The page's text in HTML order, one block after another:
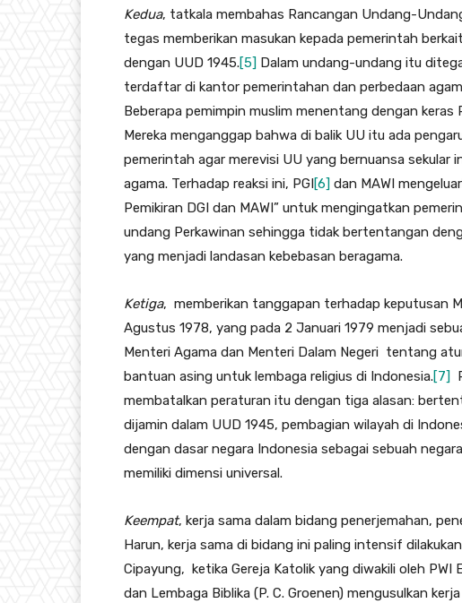
Kedua, tatkala membahas Rancangan Undang-
tegas memberikan masukan kepada pemerintah
dengan UUD 1945.[5] Dalam undang-undang itu
terdaftar di kantor pemerintahan dan perbedaan
Beberapa pemimpin muslim menentang dengan
Mereka menganggap bahwa di balik UU itu ada
pemerintah agar merevisi UU yang bernuansa sekular
agama. Terhadap reaksi ini, PGI[6] dan MAWI
Pemikiran DGI dan MAWI” untuk mengingatkan
undang Perkawinan sehingga tidak bertentangan
yang menjadi landasan kebebasan beragama.
Ketiga, memberikan tanggapan terhadap keputusan
Agustus 1978, yang pada 2 Januari 1979 menjadi
Menteri Agama dan Menteri Dalam Negeri tentang
bantuan asing untuk lembaga religius di Indonesia.[7]
membatalkan peraturan itu dengan tiga alasan:
dijamin dalam UUD 1945, pembagian wilayah di
dengan dasar negara Indonesia sebagai sebuah
memiliki dimensi universal.
Keempat, kerja sama dalam bidang penerjemahan,
Harun, kerja sama di bidang ini paling intensif
Cipayung, ketika Gereja Katolik yang diwakili oleh PWI
dan Lembaga Biblika (P. C. Groenen) mengusulkan